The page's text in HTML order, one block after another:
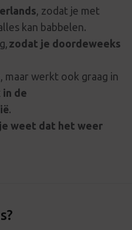
, zodat je met
kan babbelen.
zodat je doordeweeks
maar werkt ook graag in
de
.
weet dat het weer